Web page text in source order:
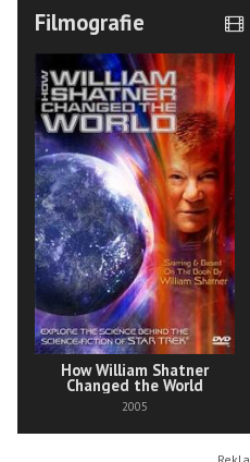
Filmografie
How William Shatner
Changed the World
2005